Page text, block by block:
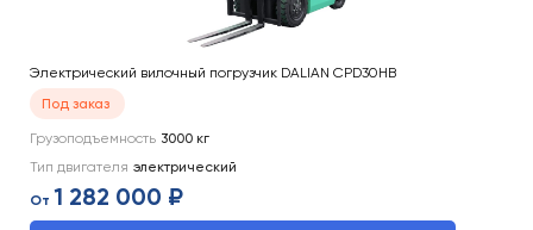
Электрический вилочный погрузчик DALIAN CPD30HB
Под заказ
Грузоподъемность 3000 кг
Тип двигателя электрический
От 1 282 000 ₽